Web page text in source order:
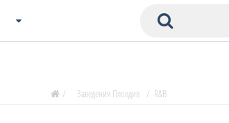
/ Заведения Пловдив / R&B